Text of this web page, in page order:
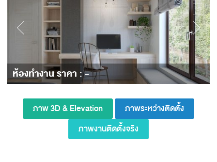
ห้องทำงาน ราคา : -
ภาพ 3D & Elevation
ภาพระหว่างติดตั้ง
ภาพงานติดตั้งจริง